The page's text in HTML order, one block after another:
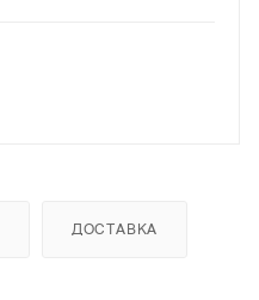
ДОСТАВКА